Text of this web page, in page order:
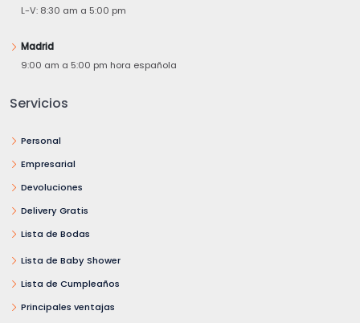
L-V: 8:30 am a 5:00 pm
Madrid
9:00 am a 5:00 pm hora española
Servicios
Personal
Empresarial
Devoluciones
Delivery Gratis
Lista de Bodas
Lista de Baby Shower
Lista de Cumpleaños
Principales ventajas